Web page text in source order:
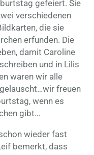
gefeiert. Sie
verschiedenen
die sie
erfunden. Die
damit Caroline
und in Lilis
waren wir alle
freuen
wenn es
gibt…
wieder fast
bemerkt, dass